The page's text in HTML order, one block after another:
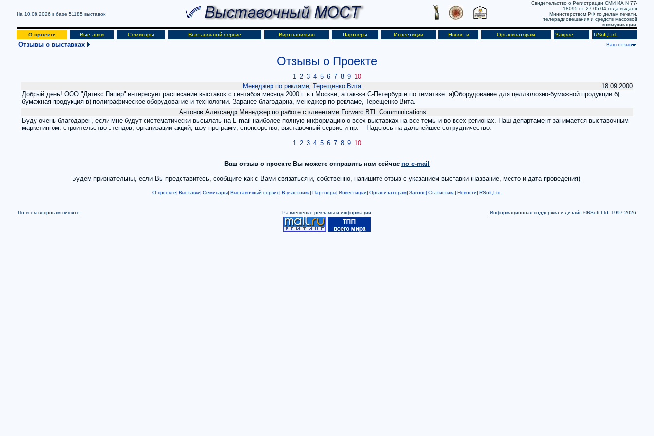
На 10.08.2026 в базе 51185 выставок
Свидетельство о Регистрации СМИ ИА N 77-
18095 от 27.05.04 года выдано
Министерством РФ по делам печати,
телерадиовещания и средств массовой
коммуникации.
О проекте Выставки Семинары Выставочный сервис Вирт.павильон Партнеры Инвестиции Новости Организаторам Запрос RSoft,Ltd.
Отзывы о выставках Ваш отзыв
Отзывы о Проекте
1 2 3 4 5 6 7 8 9 10
Менеджер по рекламе, Терещенко Вита.
18.09.2000
Добрый день! ООО "Датекс Папир" интересует расписание выставок с сентября месяца 2000 г. в г.Москве, а так-же С-Петербурге по тематике: а)Оборудование для целлюлозно-бумажной продукции б)
бумажная продукция в) полиграфическое оборудование и технологии. Заранее благодарна, менеджер по рекламе, Терещенко Вита.
Антонов Александр Менеджер по работе с клиентами Forward BTL Communications
Буду очень благодарен, если мне будут систематически высылать на E-mail наиболее полную информацию о всех выставках на все темы и во всех регионах. Наш департамент занимается выставочным
маркетингом: строительство стендов, организации акций, шоу-программ, спонсорство, выставочный сервис и пр. Надеюсь на дальнейшее сотрудничество.
1 2 3 4 5 6 7 8 9 10
Ваш отзыв о проекте Вы можете отправить нам сейчас по e-mail
Будем признательны, если Вы представитесь, сообщите как с Вами связаться и, собственно, напишите отзыв с указанием выставки (название, место и дата проведения).
О проекте| Выставки| Семинары| Выставочный сервис| В-участники| Партнеры| Инвестиции| Организаторам| Запрос| Статистика| Новости| RSoft,Ltd.
По всем вопросам пишите Размещение рекламы и информации Информационная поддержка и дизайн ©RSoft,Ltd. 1997-2026